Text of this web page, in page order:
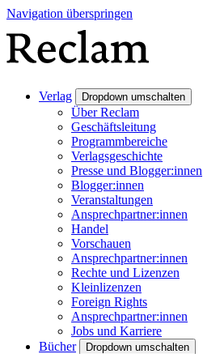
Navigation überspringen
Verlag Dropdown umschalten
Über Reclam
Geschäftsleitung
Programmbereiche
Verlagsgeschichte
Presse und Blogger:innen
Blogger:innen
Veranstaltungen
Ansprechpartner:innen
Handel
Vorschauen
Ansprechpartner:innen
Rechte und Lizenzen
Kleinlizenzen
Foreign Rights
Ansprechpartner:innen
Jobs und Karriere
Bücher
Dropdown umschalten